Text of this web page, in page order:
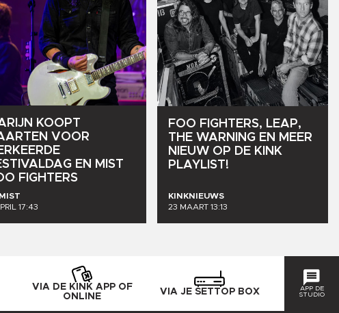
KOOPT
VOOR
EN
MIST
FIGHTERS
17:43
FOO FIGHTERS, LEAP,
THE WARNING EN
MEER
NIEUW OP DE KINK
PLAYLIST!
KINKNIEUWS
23 MAART 13:13
VIA DE KINK APP OF
ONLINE
VIA JE SETTOP BOX
APP DE
STUDIO